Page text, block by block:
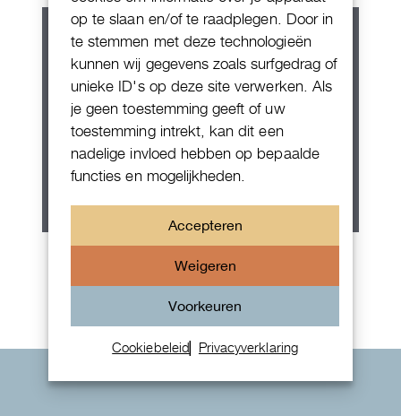
op te slaan en/of te raadplegen. Door in
te stemmen met deze technologieën
kunnen wij gegevens zoals surfgedrag of
unieke ID's op deze site verwerken. Als
je geen toestemming geeft of uw
toestemming intrekt, kan dit een
nadelige invloed hebben op bepaalde
functies en mogelijkheden.
Accepteren
Weigeren
Voorkeuren
Cookiebeleid Privacyverklaring
Rolex Oyster Perpetual 36